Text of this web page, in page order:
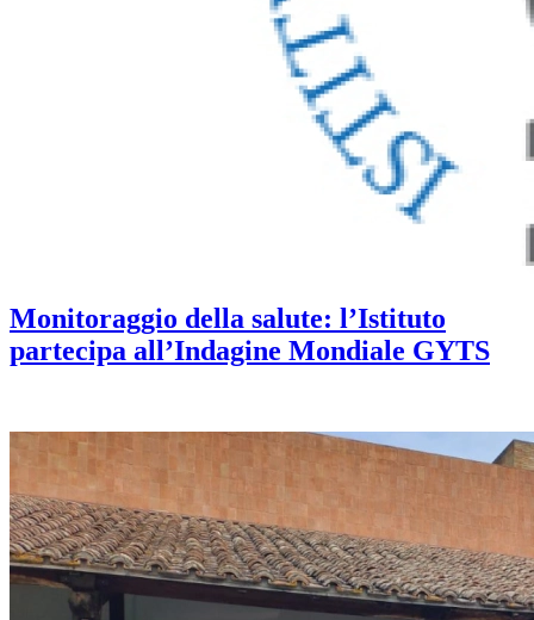
Monitoraggio della salute: l’Istituto
partecipa all’Indagine Mondiale GYTS